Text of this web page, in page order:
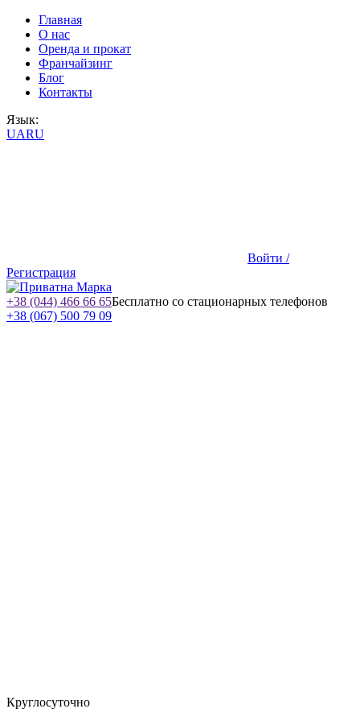
Главная
О нас
Оренда и прокат
Франчайзинг
Блог
Контакты
Язык:
UARU
Войти /
Регистрация
+38 (044) 466 66 65Бесплатно со стационарных телефонов
+38 (067) 500 79 09
Круглосуточно